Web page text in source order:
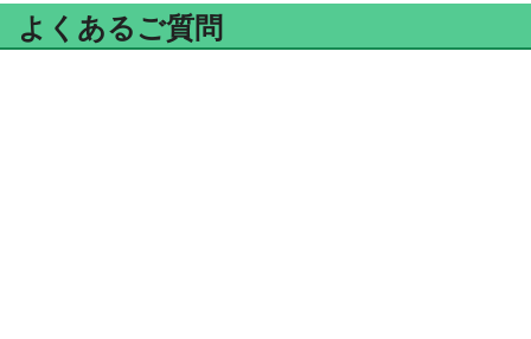
よくあるご質問